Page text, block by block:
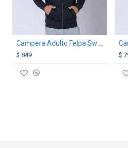
$ 849 $